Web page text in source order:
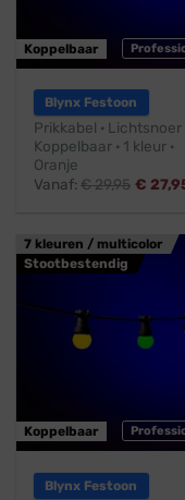
Koppelbaar
Blynx Festoon
Prikkabel · Lichtsnoer
Koppelbaar · 1 kleur ·
Oranje
Vanaf:€29,95 €
7 kleuren / multicolor
Stootbestendig
Koppelbaar
Blynx Festoon